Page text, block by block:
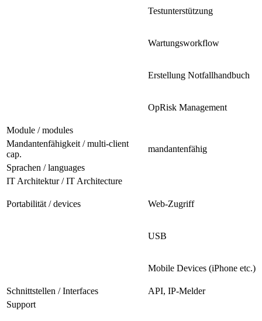
Testunterstützung
Wartungsworkflow
Erstellung Notfallhandbuch
OpRisk Management
Module / modules
Mandantenfähigkeit / multi-client
cap.
mandantenfähig
Sprachen / languages
IT Architektur / IT Architecture
Portabilität / devices Web-Zugriff
USB
Mobile Devices (iPhone etc.)
Schnittstellen / Interfaces
API, IP-Melder
Support